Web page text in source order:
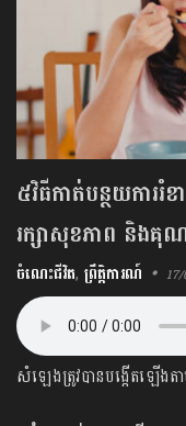
៥វិធីកាត់បន្ថយការ
រក្សាសុខភាព និងគុ
ចំណេះជីវិត,ព្រឹត្តិការណ៍
សំឡេងត្រូវបានបង្កើតឡើងត